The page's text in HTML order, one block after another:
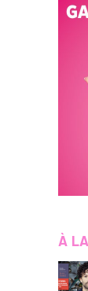
À